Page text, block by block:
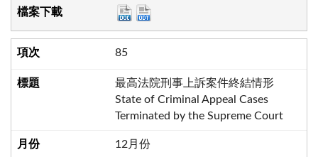
85
最高法院刑事上訴案件終結情形
State of Criminal Appeal Cases
Terminated by the Supreme Court
12月份